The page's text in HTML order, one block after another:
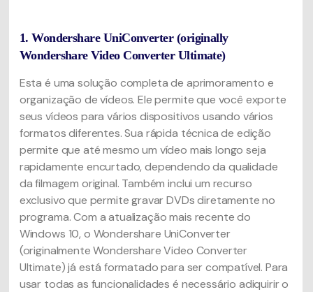
1. Wondershare UniConverter (originally
Wondershare Video Converter Ultimate)
Esta é uma solução completa de aprimoramento e
organização de vídeos. Ele permite que você exporte
seus vídeos para vários dispositivos usando vários
formatos diferentes. Sua rápida técnica de edição
permite que até mesmo um vídeo mais longo seja
rapidamente encurtado, dependendo da qualidade
da filmagem original. Também inclui um recurso
exclusivo que permite gravar DVDs diretamente no
programa. Com a atualização mais recente do
Windows 10, o Wondershare UniConverter
(originalmente Wondershare Video Converter
Ultimate) já está formatado para ser compatível. Para
usar todas as funcionalidades é necessário adiquirir o